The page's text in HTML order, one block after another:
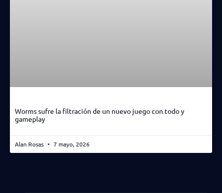
Worms sufre la filtración de un nuevo juego con todo y
gameplay
Alan Rosas 7 mayo, 2026